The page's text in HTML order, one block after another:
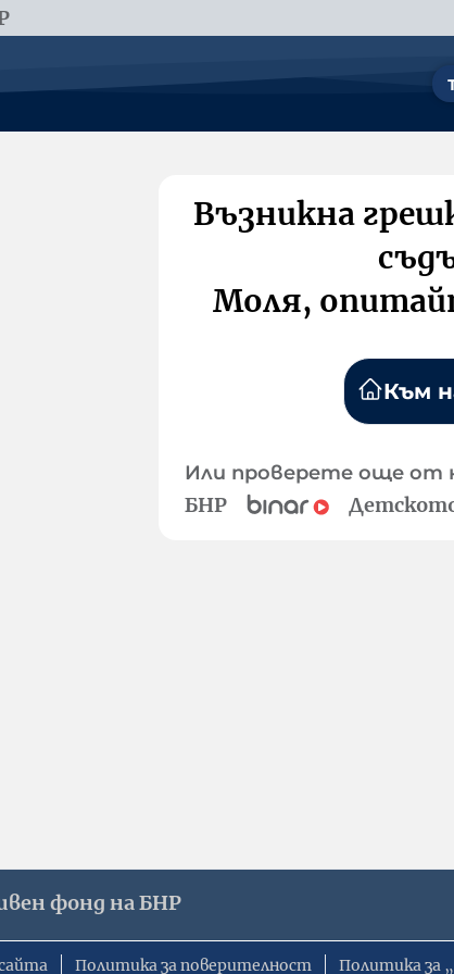
Възникна
Моля,
Към
Или проверете още от
БНР
фонд на БНР
Политика за поверителност Политика за